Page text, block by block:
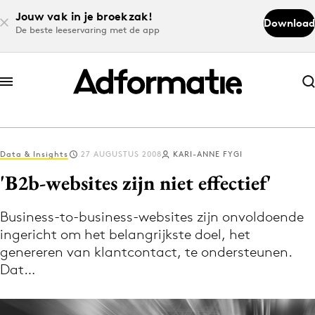
Jouw vak in je broekzak!
De beste leeservaring met de app
Download
Abonneer nu
Abonneer nu
Log in
Download de app
Volg het laatste nieuws via de Adformatie
Nieuws app
Data & Insights 27 AUGUSTUS 2008 KARI-ANNE FYGI
'B2b-websites zijn niet effectief'
Business-to-business-websites zijn onvoldoende
ingericht om het belangrijkste doel, het
genereren van klantcontact, te ondersteunen.
Dat…